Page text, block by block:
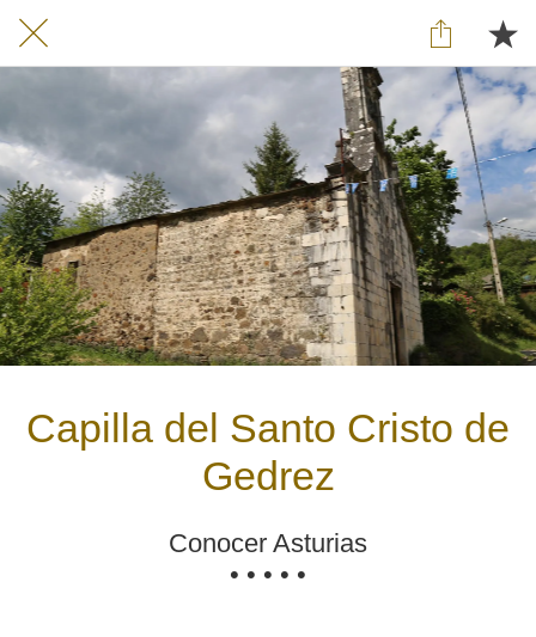
Capilla del Santo Cristo de
Gedrez
Conocer Asturias
• • • • •